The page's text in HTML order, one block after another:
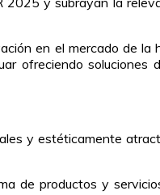
en el mercado de la
ofreciendo soluciones
y estéticamente
de productos y